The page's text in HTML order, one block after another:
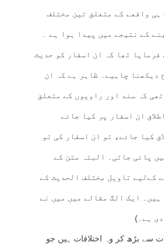
ہی واقعے کے متعلق تین مختلف
کے نتیجے میں پیدا ہوا ہے ۔
فرمایا تھا کہ ان اسفار کو حدیث
دیکھنا چاہیے۔ ظاہر ہے کہ ان
کہ سند اور راویوں کے متعلق
ان اسفار پر کیا جائے
کیا جائے، تو ان اسفار کی تو
پائی جاتی۔ البتہ متن کے
کےلیے تاویل مختلف الحدیث کے
ہیں۔ ایک الگ مقالے میں میں نے
ہے۔)
سے بڑھ کر وہ اختلافات ہیں جو